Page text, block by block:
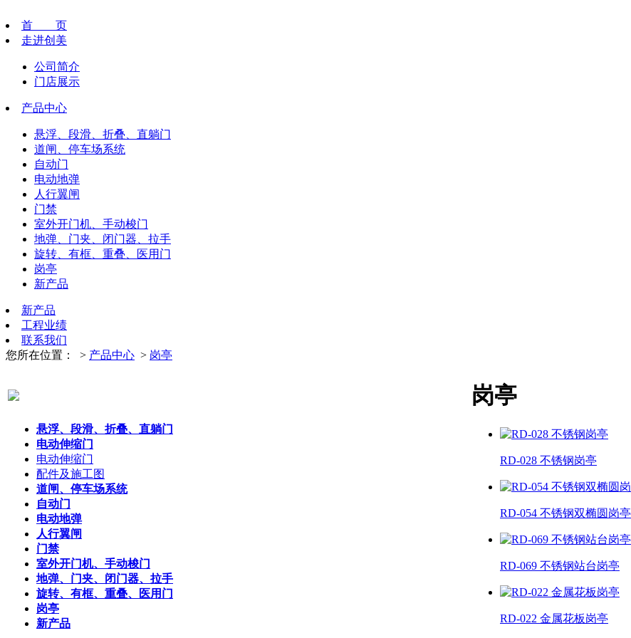
首 页
走进创美
公司简介
门店展示
产品中心
悬浮、段滑、折叠、直躺门
道闸、停车场系统
自动门
电动地弹
人行翼闸
门禁
室外开门机、手动梭门
地弹、门夹、闭门器、拉手
旋转、有框、重叠、医用门
岗亭
新产品
新产品
工程业绩
联系我们
您所在位置：
> 产品中心 > 岗亭
悬浮、段滑、折叠、直躺门
电动伸缩门
电动伸缩门
配件及施工图
道闸、停车场系统
自动门
电动地弹
人行翼闸
门禁
室外开门机、手动梭门
地弹、门夹、闭门器、拉手
旋转、有框、重叠、医用门
岗亭
新产品
岗亭
RD-028 不锈钢岗亭
RD-054 不锈钢双椭圆岗亭
RD-069 不锈钢站台岗亭
RD-022 金属花板岗亭